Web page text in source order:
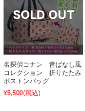
名探偵コナン 昔ばなし風
コレクション 折りたたみ
ボストンバッグ
¥5,500(税込)